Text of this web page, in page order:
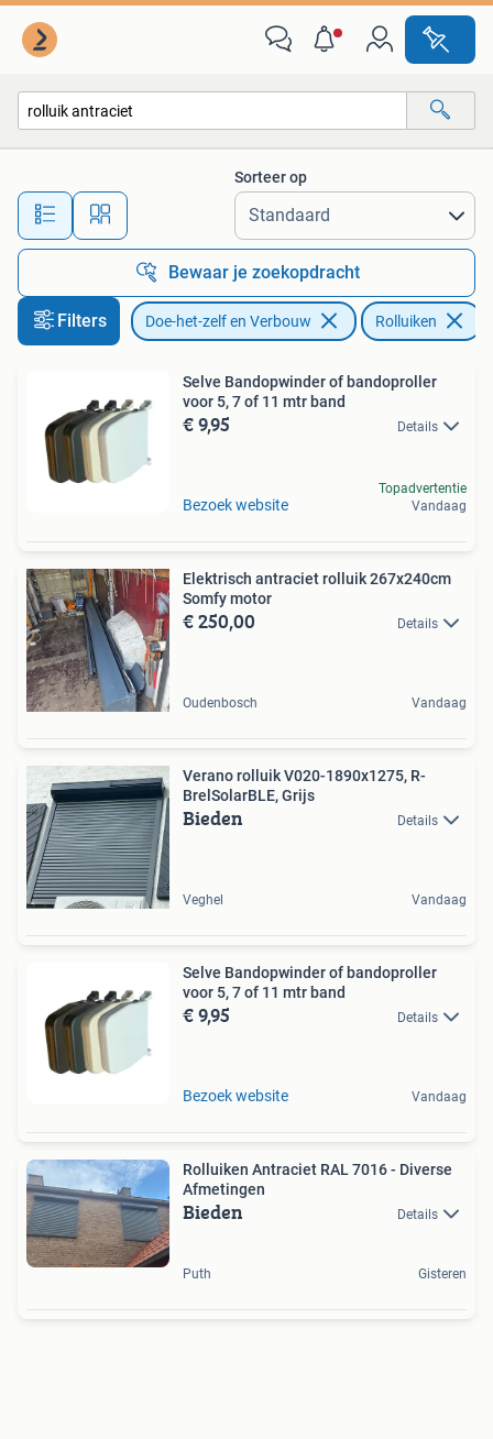
Alle afstanden…
Sorteer op
Bewaar je zoekopdracht
Filters Doe-het-zelf en Verbouw Rolluiken
Selve Bandopwinder of bandoproller
voor 5, 7 of 11 mtr band
€ 9,95 Details
Bezoek website
Topadvertentie
Vandaag
Elektrisch antraciet rolluik 267x240cm
Somfy motor
€ 250,00 Details
Oudenbosch Vandaag
Verano rolluik V020-1890x1275, R-
BrelSolarBLE, Grijs
Bieden Details
Veghel Vandaag
Selve Bandopwinder of bandoproller
voor 5, 7 of 11 mtr band
€ 9,95 Details
Bezoek website Vandaag
Rolluiken Antraciet RAL 7016 - Diverse
Afmetingen
Bieden Details
Puth Gisteren